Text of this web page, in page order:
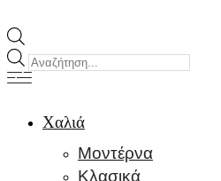
Products
search
Χαλιά
Μοντέρνα